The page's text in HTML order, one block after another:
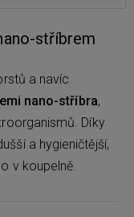
stříbrem
a navíc
nano-stříbra,
Díky
a hygieničtější,
v koupelně.